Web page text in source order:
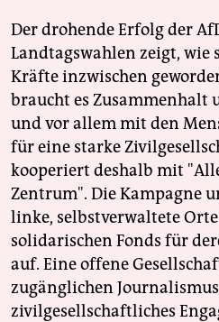
Der drohende Erfolg der
Landtagswahlen zeigt, wie
Kräfte inzwischen
braucht es Zusammenhalt
und vor allem mit den
für eine starke
kooperiert deshalb mit
Zentrum". Die Kampagne
linke, selbstverwaltete
solidarischen Fonds für
auf. Eine offene
zugänglichen
zivilgesellschaftliches